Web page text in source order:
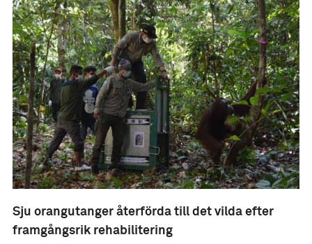
Sju orangutanger återförda till det vilda efter
framgångsrik rehabilitering